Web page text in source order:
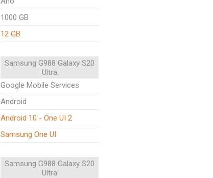
1000 GB
12 GB
Samsung G988 Galaxy S20
Ultra
Google Mobile Services
Android
Android 10 - One UI 2
Samsung One UI
Samsung G988 Galaxy S20
Ultra